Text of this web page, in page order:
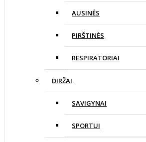
AUSINĖS
PIRŠTINĖS
RESPIRATORIAI
DIRŽAI
SAVIGYNAI
SPORTUI